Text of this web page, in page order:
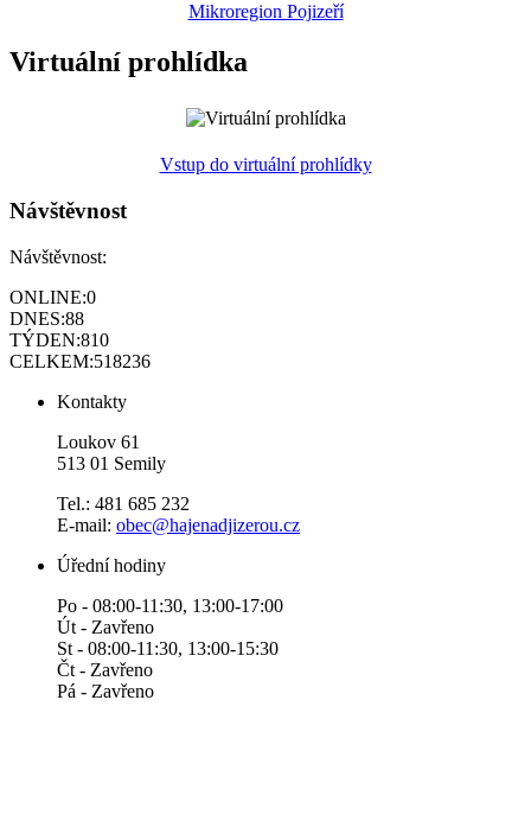
Mikroregion Pojizeří
Virtuální prohlídka
Vstup do virtuální prohlídky
Návštěvnost
Návštěvnost:
ONLINE:0
DNES:88
TÝDEN:810
CELKEM:518236
Kontakty
Loukov 61
513 01 Semily
Tel.: 481 685 232
E-mail: obec@hajenadjizerou.cz
Úřední hodiny
Po - 08:00-11:30, 13:00-17:00
Út - Zavřeno
St - 08:00-11:30, 13:00-15:30
Čt - Zavřeno
Pá - Zavřeno